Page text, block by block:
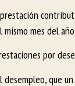
mes del
por
que